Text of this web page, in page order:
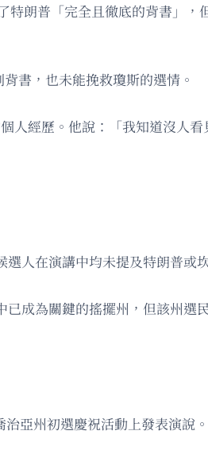
朗普「完全且徹底的背書」，
書，也未能挽救瓊斯的選情。
人經歷。他說：「我知道沒人
人在演講中均未提及特朗普或
成為關鍵的搖擺州，但該州選
亞州初選慶祝活動上發表演說